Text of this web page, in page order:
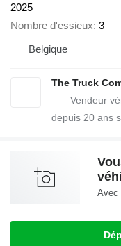
2025
Nombre d'essieux 3
Belgique
The Truck
depuis 20 ans
Avec